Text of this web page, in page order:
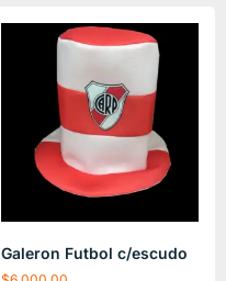
Galeron Futbol c/escudo